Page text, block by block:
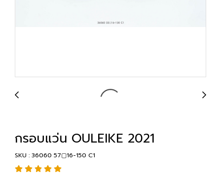
กรอบแว่น OULEIKE 2021
SKU : 36060 57▢16-150 C1